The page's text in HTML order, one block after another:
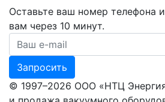
Оставьте ваш номер телефона
вам через 10 минут.
Ваш номер телефона
Запросить
© 1997–2026 ООО «НТЦ